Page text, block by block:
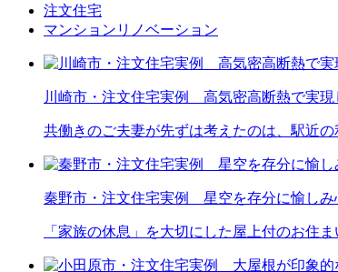
注文住宅
マンションリノベーション
川崎市・注文住宅実例 高気密高断熱で実
共働きのご夫妻が先ずは考えたのは、駅近
秦野市・注文住宅実例 星空を存分に愉しみ
「家族の休息」を大切にした屋上付のお住